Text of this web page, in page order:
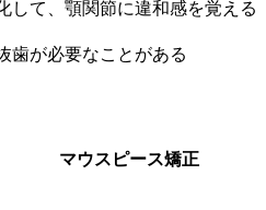
して、顎関節に違和感を覚える
歯が必要なことがある
マウスピース矯正